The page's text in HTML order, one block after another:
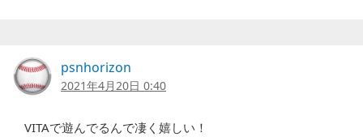
psnhorizon
2021年4月20日 0:40
VITAで遊んでるんで凄く嬉しい！